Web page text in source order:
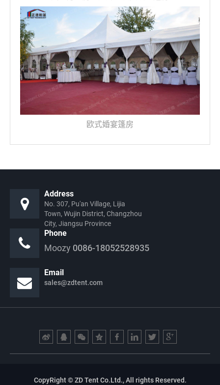
欧式婚宴篷房
Address
No. 307, Pu'an Village, Lijia
Town, Wujin District, Changzhou
City, Jiangsu Province
Phone
Moozy 0086-18052528935
Email
sales@zdtent.com
CopyRight © ZD Tent Co.Ltd., All rights Reserved.